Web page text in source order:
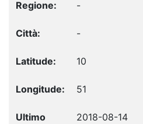
-
-
10
51
2018-08-14